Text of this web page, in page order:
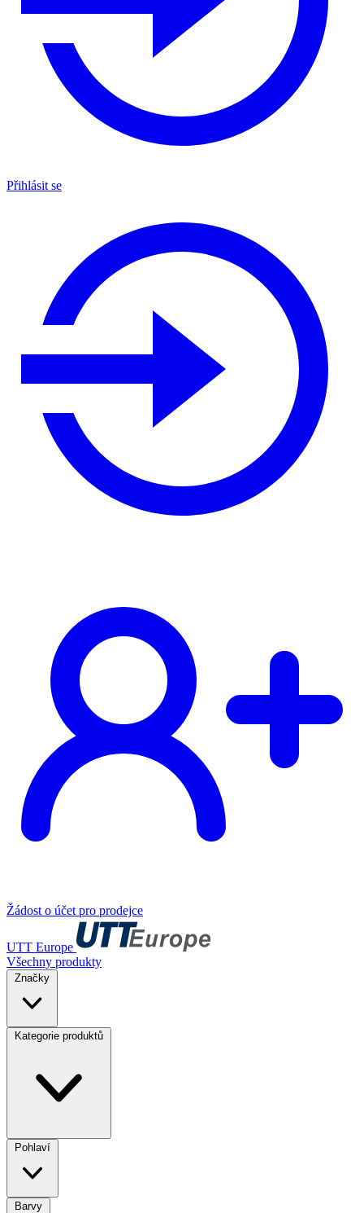
Přihlásit se
Žádost o účet pro prodejce
UTT Europe
Všechny produkty
Značky
Kategorie produktů
Pohlaví
Barvy